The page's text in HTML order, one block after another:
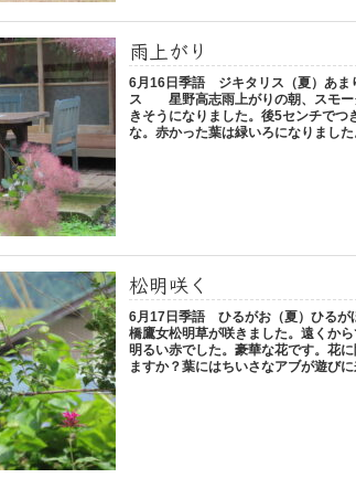
雨上がり
6月16日季語 ジキタリス（夏）あま
ス 星野高志雨上がりの朝、スモー
きそうになりました。後5センチでつ
な。赤かった葉は緑いろになりまし
松明咲く
6月17日季語 ひるがお（夏）ひる
橋鷹女松明草が咲きました。遠くか
明るい赤でした。豪華な花です。花
ますか？葉にはちいさなアブが遊び